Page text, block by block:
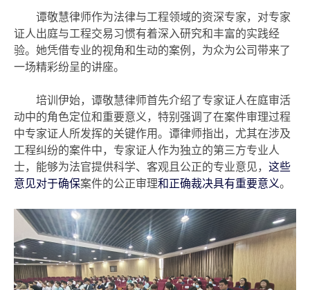
谭敬慧律师作为法律与工程领域的资深专家，对专家
证人出庭与工程交易习惯有着深入研究和丰富的实践经
验。她凭借专业的视角和生动的案例，为众为公司带来了
一场精彩纷呈的讲座。
培训伊始， 谭敬慧律师首先介绍了专家证人在庭审活
动中的角色定位和重要意义 ， 特别 强调了在案件审理过程
中专家证人所发挥的关键作用。 谭律师指出， 尤其在涉及
工程纠纷的案件中，专家证人作为独立的第三方专业人
士，能够为法官提供科学、客观 且 公正的专业意见， 这些
意见对于确保案件的公正审理和正确裁决具有重要意义。